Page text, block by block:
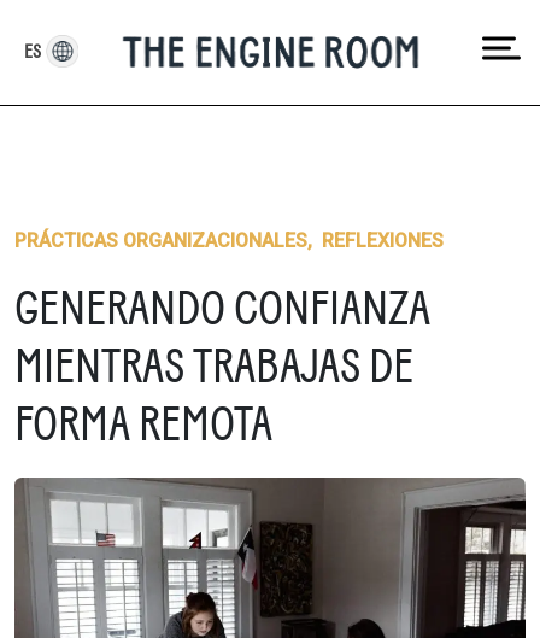
content
PRÁCTICAS ORGANIZACIONALES, REFLEXIONES
GENERANDO CONFIANZA
MIENTRAS TRABAJAS DE
FORMA REMOTA
ES